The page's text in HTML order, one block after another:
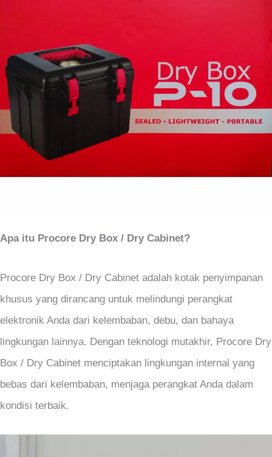
Apa itu Procore Dry Box / Dry Cabinet?
Procore Dry Box / Dry Cabinet adalah kotak penyimpanan
khusus yang dirancang untuk melindungi perangkat
elektronik Anda dari kelembaban, debu, dan bahaya
lingkungan lainnya. Dengan teknologi mutakhir, Procore Dry
Box / Dry Cabinet menciptakan lingkungan internal yang
bebas dari kelembaban, menjaga perangkat Anda dalam
kondisi terbaik.